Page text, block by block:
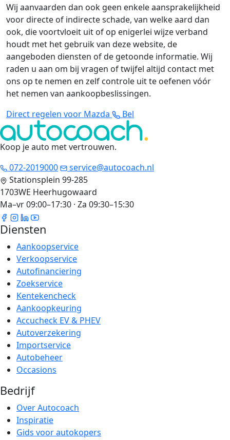
Wij aanvaarden dan ook geen enkele aansprakelijkheid
voor directe of indirecte schade, van welke aard dan
ook, die voortvloeit uit of op enigerlei wijze verband
houdt met het gebruik van deze website, de
aangeboden diensten of de getoonde informatie. Wij
raden u aan om bij vragen of twijfel altijd contact met
ons op te nemen en zelf controle uit te oefenen vóór
het nemen van aankoopbeslissingen.
Direct regelen voor Mazda
Bel
Koop je auto met vertrouwen.
072-2019000
service@autocoach.nl
Stationsplein 99-285
1703WE Heerhugowaard
Ma–vr 09:00–17:30 · Za 09:30–15:30
Diensten
Aankoopservice
Verkoopservice
Autofinanciering
Zoekservice
Kentekencheck
Aankoopkeuring
Accucheck EV & PHEV
Autoverzekering
Importservice
Autobeheer
Occasions
Bedrijf
Over Autocoach
Inspiratie
Gids voor autokopers